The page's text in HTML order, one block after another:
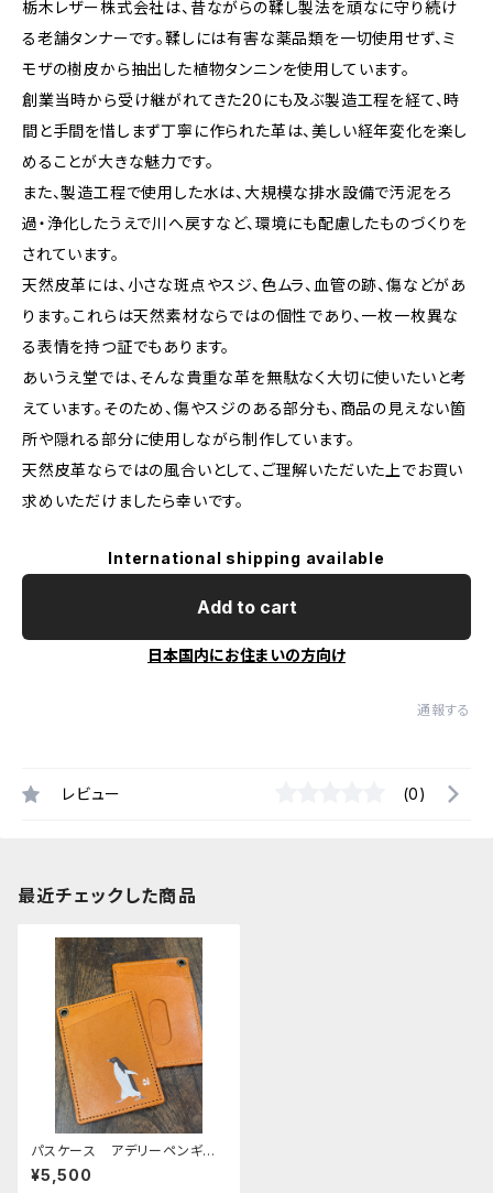
栃木レザー株式会社は、昔ながらの鞣し製法を頑なに守り続け
る老舗タンナーです。鞣しには有害な薬品類を一切使用せず、ミ
モザの樹皮から抽出した植物タンニンを使用しています。
創業当時から受け継がれてきた20にも及ぶ製造工程を経て、時
間と手間を惜しまず丁寧に作られた革は、美しい経年変化を楽し
めることが大きな魅力です。
また、製造工程で使用した水は、大規模な排水設備で汚泥をろ
過・浄化したうえで川へ戻すなど、環境にも配慮したものづくりを
されています。
天然皮革には、小さな斑点やスジ、色ムラ、血管の跡、傷などがあ
ります。これらは天然素材ならではの個性であり、一枚一枚異な
る表情を持つ証でもあります。
あいうえ堂では、そんな貴重な革を無駄なく大切に使いたいと考
えています。そのため、傷やスジのある部分も、商品の見えない箇
所や隠れる部分に使用しながら制作しています。
天然皮革ならではの風合いとして、ご理解いただいた上でお買い
求めいただけましたら幸いです。
International shipping available
Add to cart
日本国内にお住まいの方向け
通報する
レビュー (0)
最近チェックした商品
パスケース アデリーペンギ
ン ペンギン CAMEL キャ
メル ぺんぎん 栃木レザー
¥5,500